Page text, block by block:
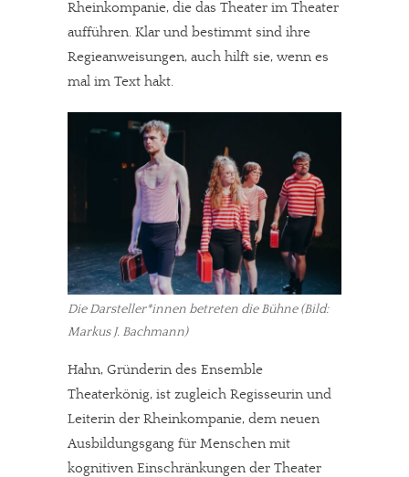
Rheinkompanie, die das Theater im Theater
aufführen. Klar und bestimmt sind ihre
Regieanweisungen, auch hilft sie, wenn es
mal im Text hakt.
Die Darsteller*innen betreten die Bühne (Bild:
Markus J. Bachmann)
Hahn, Gründerin des Ensemble
Theaterkönig, ist zugleich Regisseurin und
Leiterin der Rheinkompanie, dem neuen
Ausbildungsgang für Menschen mit
kognitiven Einschränkungen der Theater